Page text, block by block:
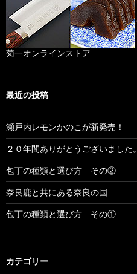
菊一オンラインストア
最近の投稿
瀬戸内レモンかのこが新発売！
２０年間ありがとうございました。
包丁の種類と選び方 その②
奈良鹿と共にある奈良の国
包丁の種類と選び方 その①
カテゴリー